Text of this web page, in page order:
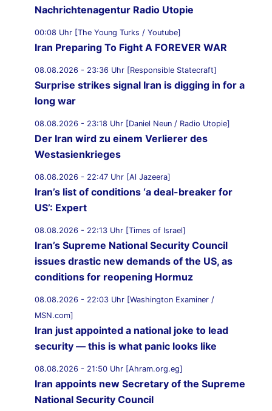
Nachrichtenagentur Radio Utopie
00:08 Uhr [The Young Turks / Youtube]
Iran Preparing To Fight A FOREVER WAR
08.08.2026 - 23:36 Uhr [Responsible Statecraft]
Surprise strikes signal Iran is digging in for a
long war
08.08.2026 - 23:18 Uhr [Daniel Neun / Radio Utopie]
Der Iran wird zu einem Verlierer des
Westasienkrieges
08.08.2026 - 22:47 Uhr [Al Jazeera]
Iran’s list of conditions ‘a deal-breaker for
US’: Expert
08.08.2026 - 22:13 Uhr [Times of Israel]
Iran’s Supreme National Security Council
issues drastic new demands of the US, as
conditions for reopening Hormuz
08.08.2026 - 22:03 Uhr [Washington Examiner /
MSN.com]
Iran just appointed a national joke to lead
security — this is what panic looks like
08.08.2026 - 21:50 Uhr [Ahram.org.eg]
Iran appoints new Secretary of the Supreme
National Security Council